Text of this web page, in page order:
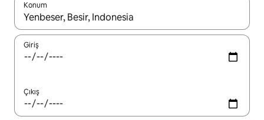
Konum
Sonuçlar kullanılabilir olduğunda yukarı ve aşağı oklarıyla
Giriş
Çıkış